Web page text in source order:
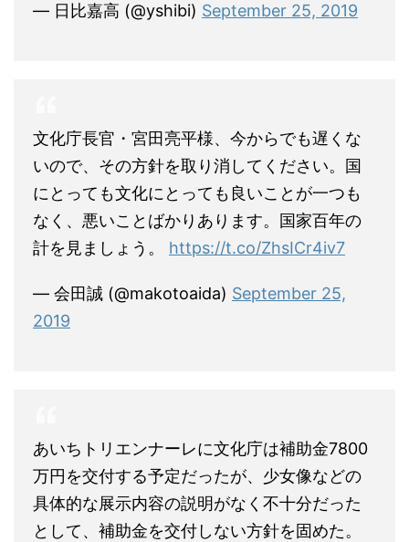
— 日比嘉高 (@yshibi) September 25, 2019
文化庁長官・宮田亮平様、今からでも遅くな
いので、その方針を取り消してください。国
にとっても文化にとっても良いことが一つも
なく、悪いことばかりあります。国家百年の
計を見ましょう。 https://t.co/ZhsICr4iv7
— 会田誠 (@makotoaida) September 25,
2019
あいちトリエンナーレに文化庁は補助金7800
万円を交付する予定だったが、少女像などの
具体的な展示内容の説明がなく不十分だった
として、補助金を交付しない方針を固めた。